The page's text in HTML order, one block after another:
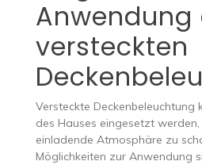
Anwendung
versteckten
Versteckte Deckenbeleuchtung
des Hauses eingesetzt
einladende Atmosphäre zu
Möglichkeiten zur Anwendung